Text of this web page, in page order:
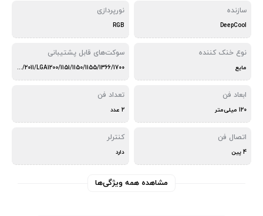
سازنده
DeepCool
نورپردازی
RGB
نوع خنک کننده
مایع
سوکت‌های قابل پشتیبانی
LGA2066/2011-v3/2011/LGA1200/1151/1150/1155/1366/1700
ابعاد فن
120 میلی‌متر
تعداد فن
2 عدد
اتصال فن
4 پین
کنترلر
دارد
مشاهده همه ویژگی‌ها